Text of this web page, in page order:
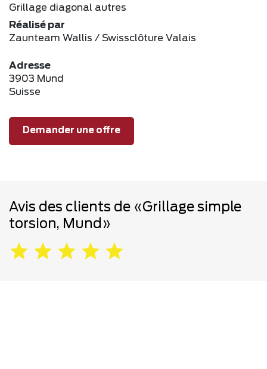
Grillage diagonal autres
Réalisé par
Zaunteam Wallis / Swissclôture Valais
Adresse
3903 Mund
Suisse
Demander une offre
Avis des clients de «Grillage simple
torsion, Mund»